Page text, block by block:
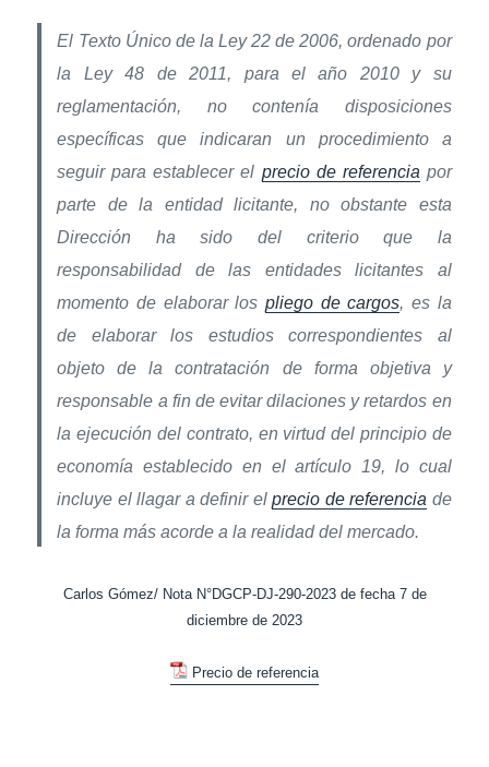
El Texto Único de la Ley 22 de 2006, ordenado por
la Ley 48 de 2011, para el año 2010 y su
reglamentación, no contenía disposiciones
específicas que indicaran un procedimiento a
seguir para establecer el precio de referencia por
parte de la entidad licitante, no obstante esta
Dirección ha sido del criterio que la
responsabilidad de las entidades licitantes al
momento de elaborar los pliego de cargos, es la
de elaborar los estudios correspondientes al
objeto de la contratación de forma objetiva y
responsable a fin de evitar dilaciones y retardos en
la ejecución del contrato, en virtud del principio de
economía establecido en el artículo 19, lo cual
incluye el llagar a definir elprecio de referencia de
la forma más acorde a la realidad del mercado.
Carlos Gómez/ Nota N°DGCP-DJ-290-2023 de fecha 7 de
diciembre de 2023
Precio de referencia